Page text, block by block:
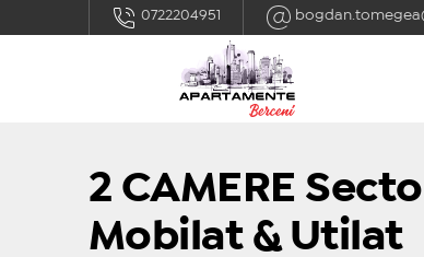
0722204951
2 CAMERE
Mobilat & Utilat